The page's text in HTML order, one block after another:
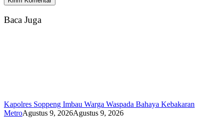
Baca Juga
Kapolres Soppeng Imbau Warga Waspada Bahaya Kebakaran
MetroAgustus 9, 2026Agustus 9, 2026